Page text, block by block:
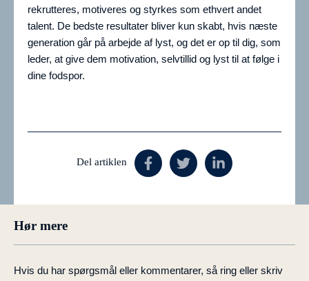
rekrutteres, motiveres og styrkes som ethvert andet
talent. De bedste resultater bliver kun skabt, hvis næste
generation går på arbejde af lyst, og det er op til dig, som
leder, at give dem motivation, selvtillid og lyst til at følge i
dine fodspor.
Del artiklen
Hør mere
Hvis du har spørgsmål eller kommentarer, så ring eller skriv